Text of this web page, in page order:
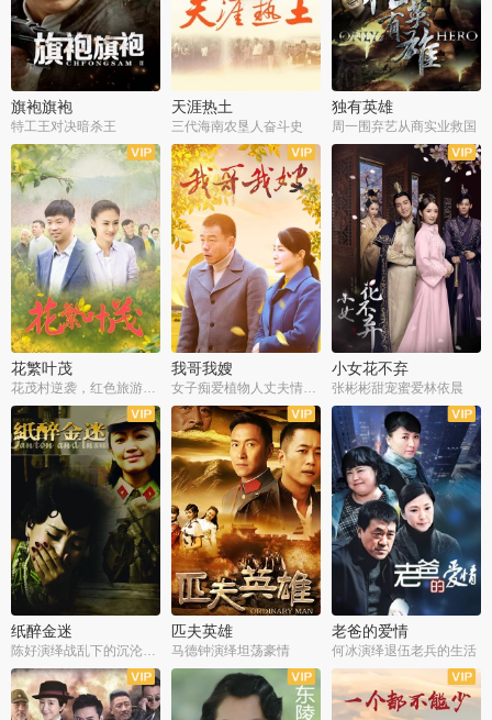
旗袍旗袍
特工王对决暗杀王
天涯热土
三代海南农垦人奋斗史
独有英雄
周一围弃艺从商实业救国
全34集
花繁叶茂
花茂村逆袭，红色旅游出圈
全50集
我哥我嫂
女子痴爱植物人丈夫情定一生
全51集
小女花不弃
张彬彬甜宠蜜爱林依晨
全42集
纸醉金迷
全35集
匹夫英雄
马德钟演绎坦荡豪情
全32集
老爸的爱情
何冰演绎退伍老兵的生活
全40集
全33集 全36集